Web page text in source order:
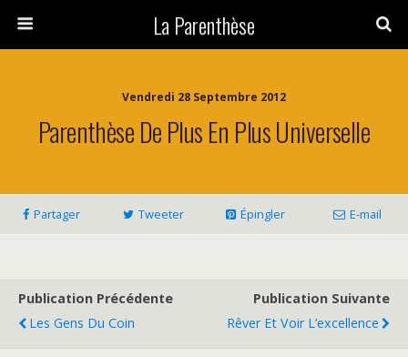
La Parenthèse
Vendredi 28 Septembre 2012
Parenthèse De Plus En Plus Universelle
Partager Tweeter Épingler E-mail
Publication Précédente
Les Gens Du Coin
Publication Suivante
Rêver Et Voir L’excellence